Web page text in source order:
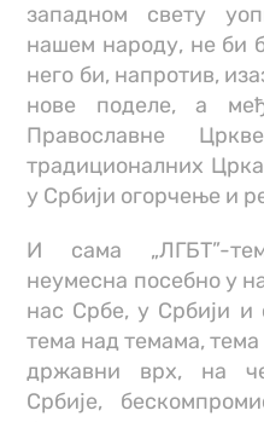
западном свету
нашем народу, не би
него би, напротив,
нове поделе, а
Православне
традиционалних
у Србији огорчење и
И сама „ЛГБТ”-
неумесна посебно у
нас Србе, у Србији и
тема над темама,
државни врх, на
Србије,